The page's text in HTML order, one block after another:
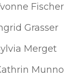
Fischer
Grasser
Merget
Munno